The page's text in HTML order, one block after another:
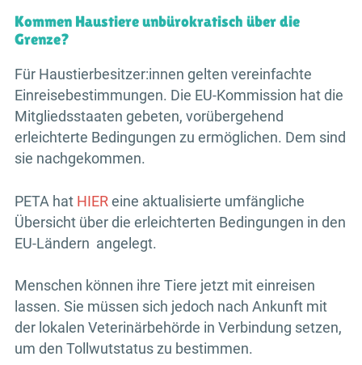
Kommen Haustiere unbürokratisch über die
Grenze?
Für Haustierbesitzer:innen gelten vereinfachte
Einreisebestimmungen. Die EU-Kommission hat die
Mitgliedsstaaten gebeten, vorübergehend
erleichterte Bedingungen zu ermöglichen. Dem sind
sie nachgekommen.
PETA hat HIER eine aktualisierte umfängliche
Übersicht über die erleichterten Bedingungen in den
EU-Ländern angelegt.
Menschen können ihre Tiere jetzt mit einreisen
lassen. Sie müssen sich jedoch nach Ankunft mit
der lokalen Veterinärbehörde in Verbindung setzen,
um den Tollwutstatus zu bestimmen.